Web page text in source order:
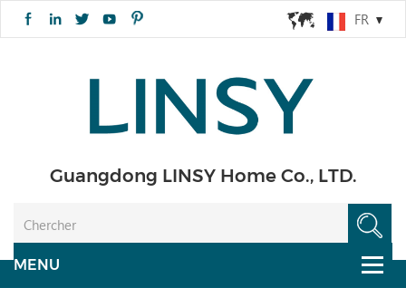
FR
Guangdong LINSY Home Co., LTD.